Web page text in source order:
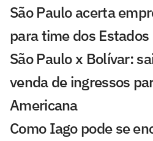
São Paulo acerta
para time dos Estados
São Paulo x Bolívar:
venda de ingressos
Americana
Como Iago pode se